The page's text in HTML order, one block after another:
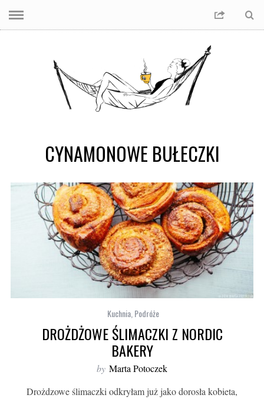
CYNAMONOWE BUŁECZKI
Kuchnia, Podróże
DROŻDŻOWE ŚLIMACZKI Z NORDIC
BAKERY
by Marta Potoczek
Drożdzowe ślimaczki odkryłam już jako dorosła kobieta,